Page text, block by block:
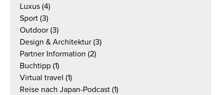
Luxus (4)
Sport (3)
Outdoor (3)
Design & Architektur (3)
Partner Information (2)
Buchtipp (1)
Virtual travel (1)
Reise nach Japan-Podcast (1)